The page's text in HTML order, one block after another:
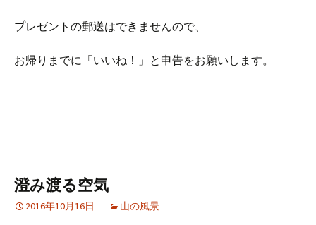
プレゼントの郵送はできませんので、
お帰りまでに「いいね！」と申告をお願いします。
澄み渡る空気
2016年10月16日 山の風景